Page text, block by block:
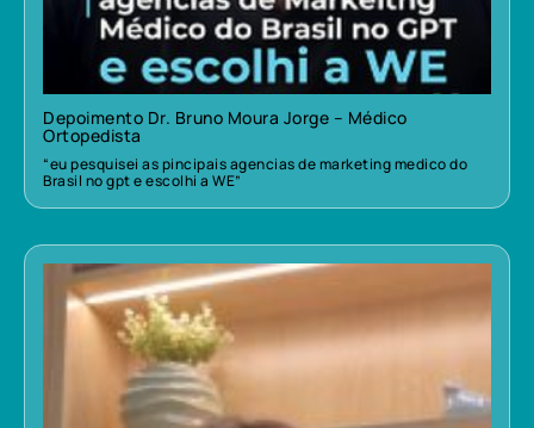
Depoimento Dr. Bruno Moura Jorge – Médico
Ortopedista
“eu pesquisei as pincipais agencias de marketing medico do
Brasil no gpt e escolhi a WE”